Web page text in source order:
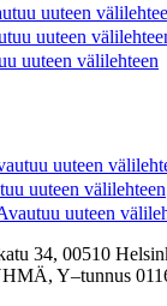
uuteen
uuteen
uuteen välilehteen
uuteen
uuteen välilehteen
uuteen
34, 00510
Y–tunnus